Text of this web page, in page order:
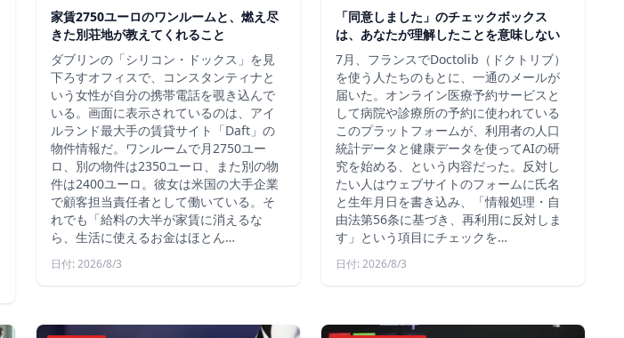
家賃2750ユーロのワンルームと、燃え尽
きた別荘地が教えてくれること
ダブリンの「シリコン・ドックス」を見
下ろすオフィスで、コンスタンティナと
いう女性が自分の携帯電話を覗き込んで
いる。画面に表示されているのは、アイ
ルランド最大手の賃貸サイト「Daft」の
物件情報だ。ワンルームで月2750ユー
ロ、別の物件は2350ユーロ、また別の物
件は2400ユーロ。彼女は米国の大手企業
で顧客担当責任者として働いている。そ
れでも「給料の大半が家賃に消えるな
ら、生活に使えるお金はほとん…
日付: 2026/8/3
「同意しました」のチェックボックス
は、あなたが理解したことを意味しない
7月、フランスでDoctolib（ドクトリブ）
を使う人たちのもとに、一通のメールが
届いた。オンライン医療予約サービスと
して病院や診療所の予約に使われている
このプラットフォームが、利用者の人口
統計データと健康データを使ってAIの研
究を始める、という内容だった。反対し
たい人はウェブサイトのフォームに氏名
と生年月日を書き込み、「情報処理・自
由法第56条に基づき、再利用に反対しま
す」という項目にチェックを…
日付: 2026/8/3